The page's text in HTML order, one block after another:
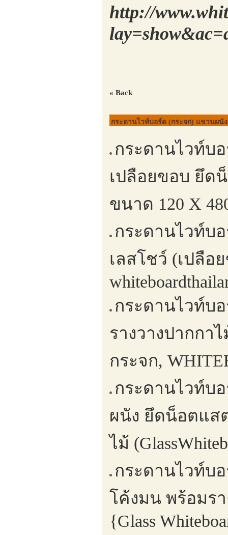
http://
« Back
กระดานไวท์บอร์ด (กระจก) แขวนผนั
กระดานไวท์บ
เปลือยขอบ ยึด
ขนาด 120 X
กระดานไวท์บ
เลสโชว์ (เปลือ
กระดานไวท์บ
รางวางปากกา
กระจก,
กระดานไวท์บอ
ผนัง ยึดน็อตแส
ไม้
กระดานไวท์บ
โค้งมน พร้อมร
{Glass